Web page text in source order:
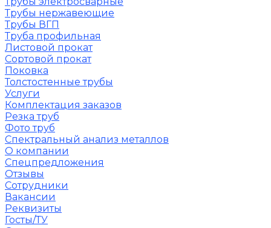
Трубы нержавеющие
Трубы ВГП
Труба профильная
Листовой прокат
Сортовой прокат
Поковка
Толстостенные трубы
Услуги
Комплектация заказов
Резка труб
Фото труб
Спектральный анализ металлов
О компании
Спецпредложения
Отзывы
Сотрудники
Вакансии
Реквизиты
Госты/ТУ